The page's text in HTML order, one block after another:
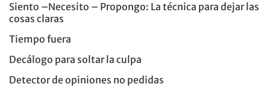
Siento –Necesito – Propongo: La técnica para dejar las
cosas claras
Tiempo fuera
Decálogo para soltar la culpa
Detector de opiniones no pedidas